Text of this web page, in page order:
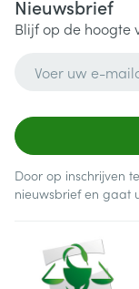
Nieuwsbrief
Blijf op de hoogte
Door op inschrijven
nieuwsbrief en gaat